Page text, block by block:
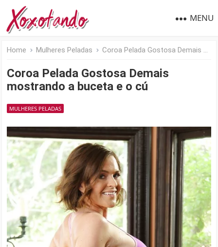
MENU
Home Mulheres Peladas Coroa Pelada Gostosa Demais mostrando a buceta e o cú
Coroa Pelada Gostosa Demais
mostrando a buceta e o cú
MULHERES PELADAS